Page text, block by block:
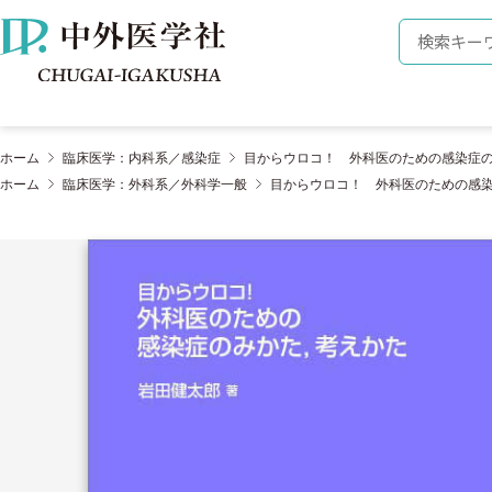
株式会社 中外医学社 検索キーワ
ホーム 臨床医学：内科系／感染症
目からウロコ！ 外科医のための感染症
ホーム
臨床医学：外科系／外科学一般 目からウロコ！ 外科医のための感